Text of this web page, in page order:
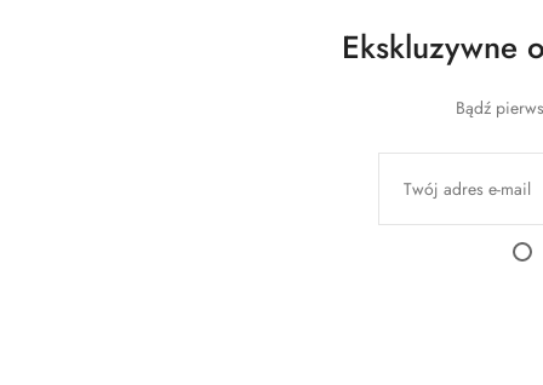
Ekskluzywne
Bądź